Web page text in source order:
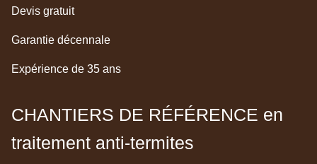
Devis gratuit
Garantie décennale
Expérience de 35 ans
CHANTIERS DE RÉFÉRENCE en
traitement anti-termites